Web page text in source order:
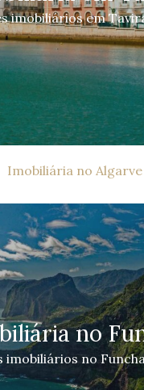
imobiliários em
Imobiliária no Algarve
no
imobiliários no